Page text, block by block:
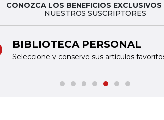
CONOZCA LOS BENEFICIOS EXCLUSIVOS
NUESTROS SUSCRIPTORES
BIBLIOTECA PERSONAL
Seleccione y conserve sus artículos